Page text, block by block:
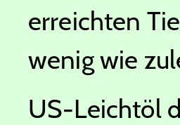
erreichten
wenig wie
US-Leichtöl